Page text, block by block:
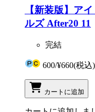
【新装版】ア
ルズ After20 11
完結
600/¥660(税込)
カートに追加